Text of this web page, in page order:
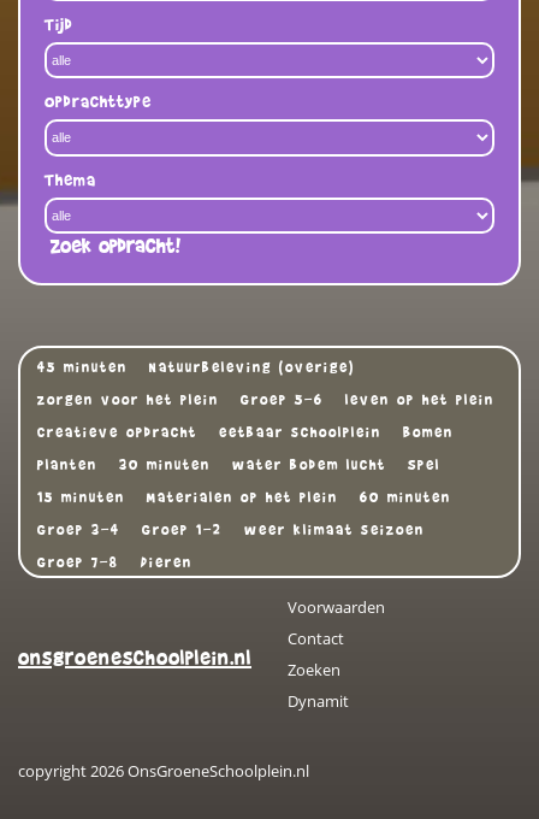
Tijd
Opdrachttype
Thema
Zoek opdracht!
45 minuten
Natuurbeleving (overige)
zorgen voor het plein
Groep 5-6
leven op het plein
Creatieve opdracht
eetbaar schoolplein
Bomen
Planten
30 minuten water bodem lucht
Spel
15 minuten
Materialen op het plein
60 minuten
Groep 3-4
Groep 1-2
weer klimaat seizoen
Groep 7-8
Dieren
onsgroeneschoolplein.nl
Voorwaarden
Contact
Zoeken
Dynamit
copyright 2026 OnsGroeneSchoolplein.nl